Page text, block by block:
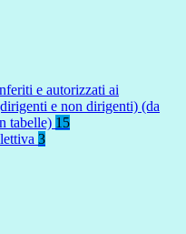
e autorizzati ai
e non dirigenti) (da
tabelle) 15
3